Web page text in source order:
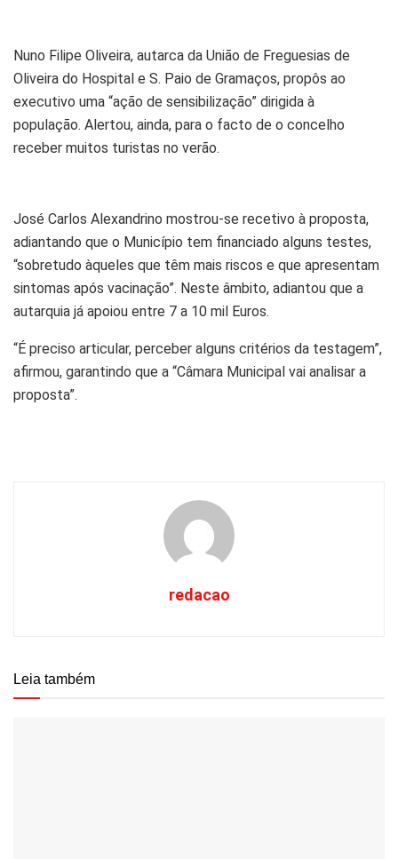
Nuno Filipe Oliveira, autarca da União de Freguesias de
Oliveira do Hospital e S. Paio de Gramaços, propôs ao
executivo uma “ação de sensibilização” dirigida à
população. Alertou, ainda, para o facto de o concelho
receber muitos turistas no verão.
José Carlos Alexandrino mostrou-se recetivo à proposta,
adiantando que o Município tem financiado alguns testes,
“sobretudo àqueles que têm mais riscos e que apresentam
sintomas após vacinação”. Neste âmbito, adiantou que a
autarquia já apoiou entre 7 a 10 mil Euros.
“É preciso articular, perceber alguns critérios da testagem”,
afirmou, garantindo que a “Câmara Municipal vai analisar a
proposta”.
redacao
Leia também